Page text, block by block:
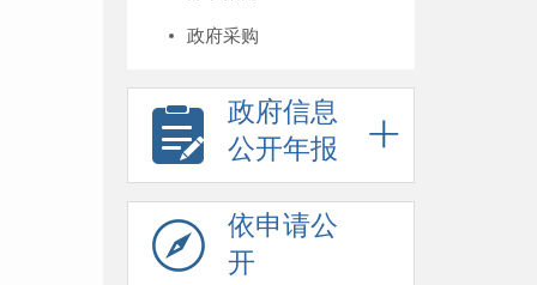
政府采购
政府信息
公开年报
依申请公
开